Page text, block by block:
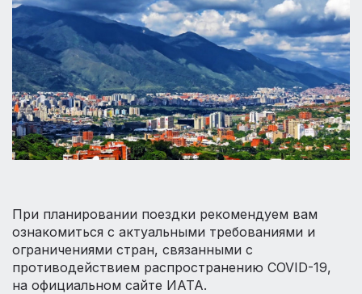
При планировании поездки рекомендуем вам
ознакомиться с актуальными требованиями и
ограничениями стран, связанными с
противодействием распространению COVID-19,
на официальном сайте ИАТА.